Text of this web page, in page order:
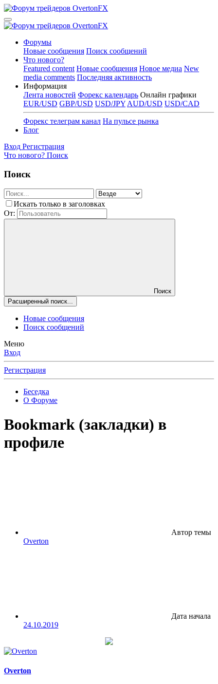
Форумы
Новые сообщения Поиск сообщений
Что нового?
Featured content Новые сообщения Новое медиа New
media comments Последняя активность
Информация
Лента новостей Форекс календарь Онлайн графики
EUR/USD GBP/USD USD/JPY AUD/USD USD/CAD
Форекс телеграм канал На пульсе рынка
Блог
Вход Регистрация
Что нового? Поиск
Поиск
Искать только в заголовках
От:
Поиск
Расширенный поиск...
Новые сообщения
Поиск сообщений
Меню
Вход
Регистрация
Беседка
О Форуме
Bookmark (закладки) в
профиле
Автор темы
Overton
Дата начала
24.10.2019
Overton